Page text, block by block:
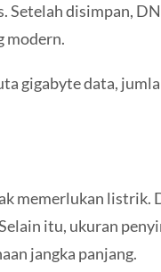
disimpan,
modern.
gigabyte data,
memerlukan listrik.
itu, ukuran
jangka panjang.